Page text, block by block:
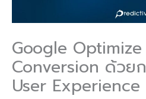
Google Optimize
Conversion ด้วย
User Experience